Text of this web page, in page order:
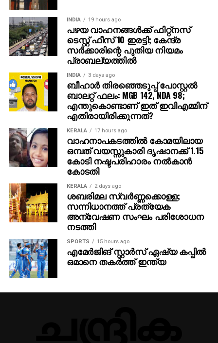
INDIA 19 hours ago
പഴയ വാഹനങ്ങള്‍ക്ക് ഫിറ്റ്‌നസ്
ടെസ്റ്റ് ഫീസ് 10 ഇരട്ടി; കേന്ദ്ര
സര്‍ക്കാരിന്റെ പുതിയ നിയമം
പ്രാബല്യത്തില്‍
INDIA 3 days ago
ബീഹാർ തിരഞ്ഞെടുപ്പ് പോസ്റ്റൽ
ബാലറ്റ് ഫലം: MGB 142, NDA 98;
എന്തുകൊണ്ടാണ് ഇത് ഇവിഎമ്മിന്
എതിരായിരിക്കുന്നത്?
KERALA 17 hours ago
വാഹനാപകടത്തില്‍ കോമയിലായ
ഒമ്പത് വയസ്സുകാരി ദൃഷാനക്ക് 1.15
കോടി നഷ്ടപരിഹാരം നല്‍കാന്‍
കോടതി
KERALA 2 days ago
ശബരിമല സ്വര്‍ണ്ണക്കൊള്ള;
സന്നിധാനത്ത് പ്രത്യേക
അന്വേഷണ സംഘം പരിശോധന
നടത്തി
SPORTS 15 hours ago
എമേര്‍ജിങ് സ്റ്റാര്‍സ് ഏഷ്യ കപ്പില്‍
ഒമാനെ തകര്‍ത്ത് ഇന്ത്യ